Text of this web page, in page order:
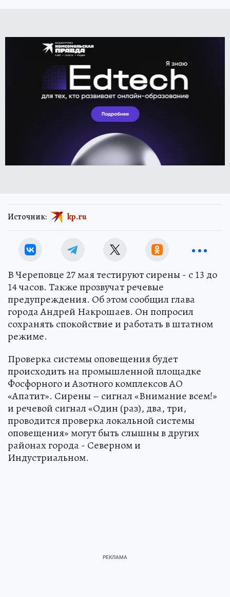
Источник: kp.ru
В Череповце 27 мая тестируют сирены - с 13 до
14 часов. Также прозвучат речевые
предупреждения. Об этом сообщил глава
города Андрей Накрошаев. Он попросил
сохранять спокойствие и работать в штатном
режиме.
Проверка системы оповещения будет
происходить на промышленной площадке
Фосфорного и Азотного комплексов АО
«Апатит». Сирены – сигнал «Внимание всем!»
и речевой сигнал «Один (раз), два, три,
проводится проверка локальной системы
оповещения» могут быть слышны в других
районах города - Северном и
Индустриальном.